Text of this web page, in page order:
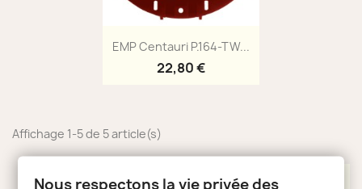
Aperçu rapide
EMP Centauri P.164-TW...
22,80 €
Affichage 1-5 de 5 article(s)
Retour en haut
Nous respectons la vie privée des